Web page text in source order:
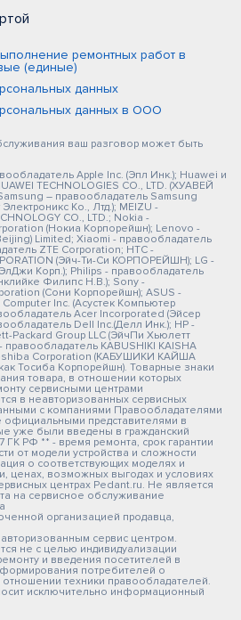
ремонтных работ в
(единые)
данных
данных в ООО
ваш разговор может быть
Apple Inc. (Эпл Инк.); Huawei и
TECHNOLOGIES CO., LTD. (ХУАВЕЙ
– правообладатель Samsung
Ко., Лтд.); MEIZU -
CO., LTD.; Nokia -
(Нокиа Корпорейшн); Lenovo -
Limited; Xiaomi - правообладатель
ZTE Corporation; HTC -
(Эйч-Ти-Си КОРПОРЕЙШН); LG -
Корп.); Philips - правообладатель
Филипс Н.В.); Sony -
(Сони Корпорейшн); ASUS -
Inc. (Асустек Компьютер
Acer Incorporated (Эйсер
Dell Inc.(Делл Инк.); HP -
Packard Group LLC (ЭйчПи Хьюлетт
KABUSHIKI KAISHA
Corporation (КАБУШИКИ КАЙША
Тосиба Корпорейшн). Товарные знаки
товара, в отношении которых
сервисными центрами
в неавторизованных сервисных
с компаниями Правообладателями
официальными представителями в
уже были введены в гражданский
ГК РФ ** - время ремонта, срок гарантии
от модели устройства и сложности
о соответствующих моделях и
ценах, возможных выгодах и условиях
центрах Pedant.ru. Не является
на сервисное обслуживание
организацией продавца,
сервис центром.
не с целью индивидуализации
и введения посетителей в
потребителей о
отношении техники правообладателей.
исключительно информационный